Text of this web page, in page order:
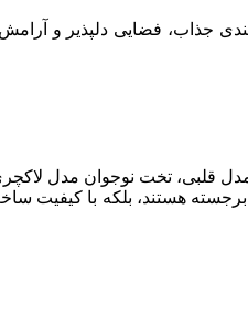
جذاب، فضایی دلپذیر و
قلبی، تخت نوجوان مدل
هستند، بلکه با کیفیت